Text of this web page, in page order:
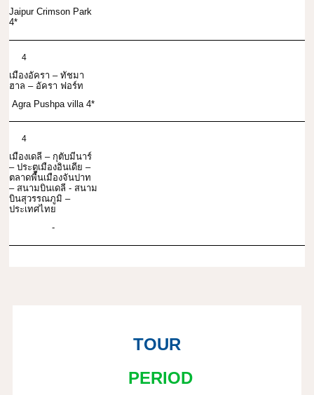
Jaipur Crimson Park
4*
4
เมืองอัครา – ทัชมา
ฮาล – อัครา ฟอร์ท
Agra Pushpa villa 4*
4
เมืองเดลี – กุตับมีนาร์
– ประตูเมืองอินเดีย –
ตลาดพื้นเมืองจันปาท
– สนามบินเดลี - สนาม
บินสุวรรณภูมิ –
ประเทศไทย
-
TOUR
PERIOD